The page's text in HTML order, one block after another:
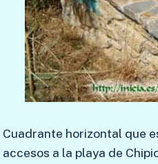
Cuadrante horizontal que
accesos a la playa de